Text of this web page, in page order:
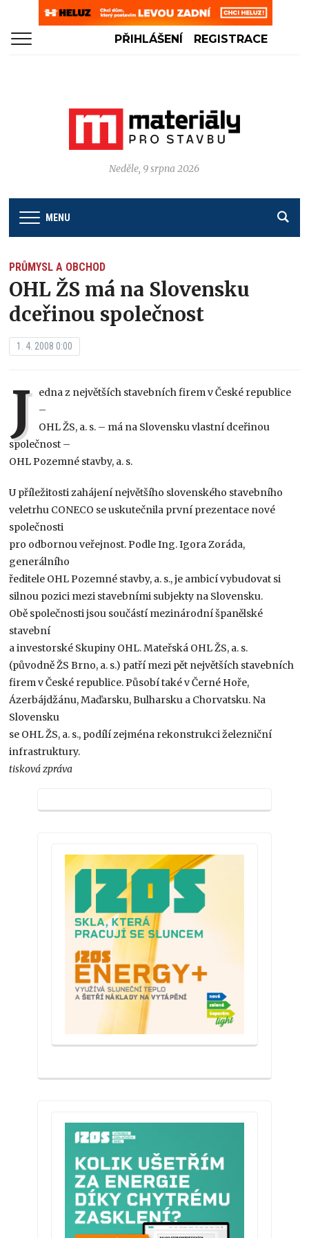
PŘIHLÁŠENÍ REGISTRACE
Neděle, 9 srpna 2026
MENU
PRŮMYSL A OBCHOD
OHL ŽS má na Slovensku
dceřinou společnost
1. 4. 2008 0:00
J edna z největších stavebních firem v České republice
–
OHL ŽS, a. s. – má na Slovensku vlastní dceřinou
společnost –
OHL Pozemné stavby, a. s.
U příležitosti zahájení největšího slovenského stavebního
veletrhu CONECO se uskutečnila první prezentace nové
společnosti
pro odbornou veřejnost. Podle Ing. Igora Zoráda,
generálního
ředitele OHL Pozemné stavby, a. s., je ambicí vybudovat si
silnou pozici mezi stavebními subjekty na Slovensku.
Obě společnosti jsou součástí mezinárodní španělské
stavební
a investorské Skupiny OHL. Mateřská OHL ŽS, a. s.
(původně ŽS Brno, a. s.) patří mezi pět největších stavebních
firem v České republice. Působí také v Černé Hoře,
Ázerbájdžánu, Maďarsku, Bulharsku a Chorvatsku. Na
Slovensku
se OHL ŽS, a. s., podílí zejména rekonstrukci železniční
infrastruktury.
tisková zpráva